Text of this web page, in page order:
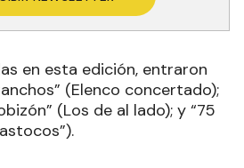
en esta edición, entraron
(Elenco concertado);
(Los de al lado); y “75